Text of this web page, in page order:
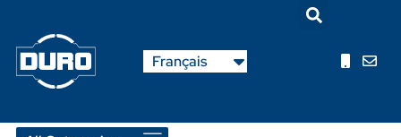
Français
Nederlands